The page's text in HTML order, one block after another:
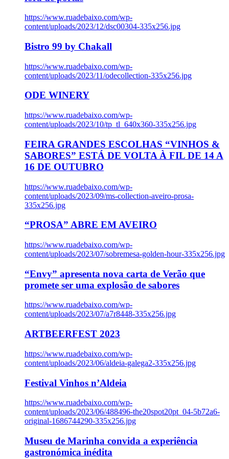
https://www.ruadebaixo.com/wp-
content/uploads/2023/12/dsc00304-335x256.jpg
Bistro 99 by Chakall
https://www.ruadebaixo.com/wp-
content/uploads/2023/11/odecollection-335x256.jpg
ODE WINERY
https://www.ruadebaixo.com/wp-
content/uploads/2023/10/tp_tl_640x360-335x256.jpg
FEIRA GRANDES ESCOLHAS “VINHOS &
SABORES” ESTÁ DE VOLTA À FIL DE 14 A
16 DE OUTUBRO
https://www.ruadebaixo.com/wp-
content/uploads/2023/09/ms-collection-aveiro-prosa-
335x256.jpg
“PROSA” ABRE EM AVEIRO
https://www.ruadebaixo.com/wp-
content/uploads/2023/07/sobremesa-golden-hour-335x256.jpg
“Envy” apresenta nova carta de Verão que
promete ser uma explosão de sabores
https://www.ruadebaixo.com/wp-
content/uploads/2023/07/a7r8448-335x256.jpg
ARTBEERFEST 2023
https://www.ruadebaixo.com/wp-
content/uploads/2023/06/aldeia-galega2-335x256.jpg
Festival Vinhos n’Aldeia
https://www.ruadebaixo.com/wp-
content/uploads/2023/06/488496-the20spot20pt_04-5b72a6-
original-1686744290-335x256.jpg
Museu de Marinha convida a experiência
gastronómica inédita